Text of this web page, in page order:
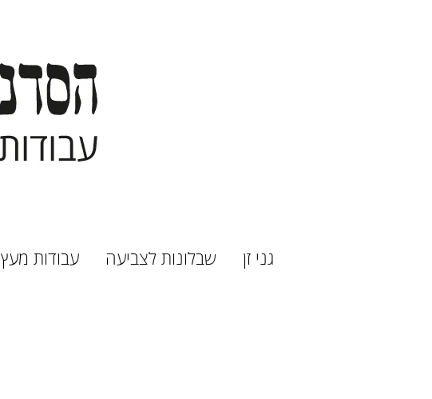
גני זן שבלונות לצביעה עבודות מעץ